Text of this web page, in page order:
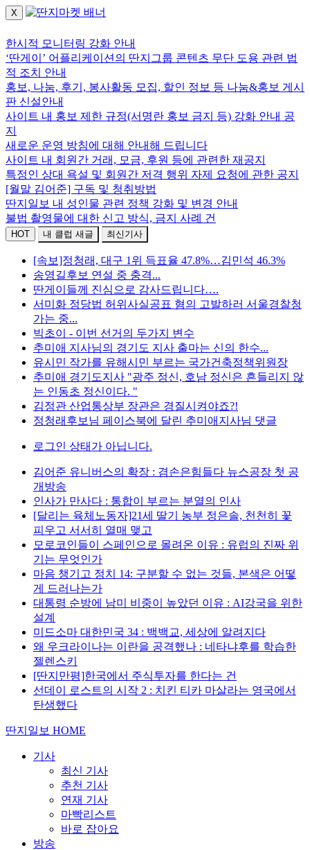
X
한시적 모니터링 강화 안내
‘딴게이’ 어플리케이션의 딴지그룹 콘텐츠 무단 도용 관련 법
적 조치 안내
홍보, 나눔, 후기, 봉사활동 모집, 할인 정보 등 나눔&홍보 게시
판 신설안내
사이트 내 홍보 제한 규정(서명란 홍보 금지 등) 강화 안내 공
지
새로운 운영 방침에 대해 안내해 드립니다
사이트 내 회원간 거래, 모금, 후원 등에 관련한 재공지
특정인 상대 욕설 및 회원간 저격 행위 자제 요청에 관한 공지
[월말 김어준] 구독 및 청취방법
딴지일보 내 성인물 관련 정책 강화 및 변경 안내
불법 촬영물에 대한 신고 방식, 금지 사례 건
HOT 내 클럽 새글 최신기사
[속보]정청래, 대구 1위 득표율 47.8%…김민석 46.3%
송영길후보 연설 중 충격...
딴게이들께 진심으로 감사드립니다….
서미화 정당법 허위사실공표 혐의 고발하러 서울경찰청
가는 중...
빅초이 - 이번 선거의 두가지 변수
추미애 지사님의 경기도 지사 출마는 신의 한수...
유시민 작가를 유해시민 부르는 국가건축정책위원장
추미애 경기도지사 "광주 정신, 호남 정신은 흔들리지 않
는 인동초 정신이다. "
김정관 산업통상부 장관은 경질시켜야죠?!
정청래후보님 페이스북에 달린 추미애지사님 댓글
로그인 상태가 아닙니다.
김어준 유니버스의 확장 : 겸손은힘들다 뉴스공장 첫 공
개방송
인사가 만사다 : 통합이 부르는 분열의 인사
[달리는 육체노동자]21세 딸기 농부 정은솔, 천천히 꽃
피우고 서서히 열매 맺고
모로코인들이 스페인으로 몰려온 이유 : 유럽의 진짜 위
기는 무엇인가
마음 챙기고 정치 14: 구분할 수 없는 것들, 본색은 어떻
게 드러나는가
대통령 순방에 남미 비중이 높았던 이유 : AI강국을 위한
설계
미드소마 대한민국 34 : 백백교, 세상에 알려지다
왜 우크라이나는 이란을 공격했나 : 네타냐후를 학습한
젤렌스키
[딴지만평]한국에서 주식투자를 한다는 건
선데이 로스트의 시작 2 : 치킨 티카 마살라는 영국에서
탄생했다
딴지일보 HOME
기사
최신 기사
추천 기사
연재 기사
마빡리스트
바로 잡아요
방송